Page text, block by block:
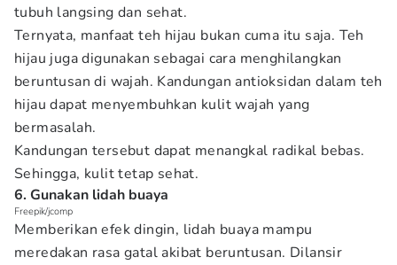
tubuh langsing dan sehat.
Ternyata, manfaat teh hijau bukan cuma itu saja. Teh
hijau juga digunakan sebagai cara menghilangkan
beruntusan di wajah. Kandungan antioksidan dalam teh
hijau dapat menyembuhkan kulit wajah yang
bermasalah.
Kandungan tersebut dapat menangkal radikal bebas.
Sehingga, kulit tetap sehat.
6. Gunakan lidah buaya
Freepik/jcomp
Memberikan efek dingin, lidah buaya mampu
meredakan rasa gatal akibat beruntusan. Dilansir